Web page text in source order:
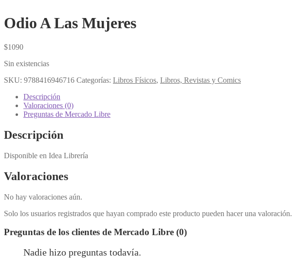
Odio A Las Mujeres
$1090
Sin existencias
SKU: 9788416946716 Categorías: Libros Físicos, Libros, Revistas y Comics
Descripción
Valoraciones (0)
Preguntas de Mercado Libre
Descripción
Disponible en Idea Librería
Valoraciones
No hay valoraciones aún.
Solo los usuarios registrados que hayan comprado este producto pueden hacer una valoración.
Preguntas de los clientes de Mercado Libre (0)
Nadie hizo preguntas todavía.